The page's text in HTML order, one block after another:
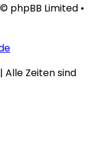
phpBB Limited •
| Alle Zeiten sind